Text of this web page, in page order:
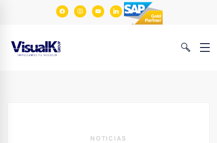
facebookinstagram
youtubelinkedin
NOTICIAS